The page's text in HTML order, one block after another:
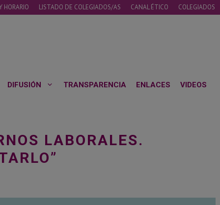
HORARIO LISTADO DE COLEGIADOS/AS CANAL ÉTICO COLEGIADOS
DIFUSIÓN TRANSPARENCIA ENLACES VIDEOS
LABORALES.